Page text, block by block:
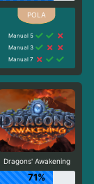
Manual 5
Manual 3
Manual 7
Dragons' Awakening
71%